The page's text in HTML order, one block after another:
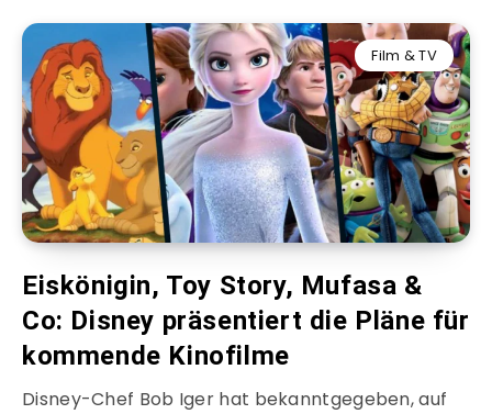
Film & TV
Eiskönigin, Toy Story, Mufasa &
Co: Disney präsentiert die Pläne für
kommende Kinofilme
Disney-Chef Bob Iger hat bekanntgegeben, auf